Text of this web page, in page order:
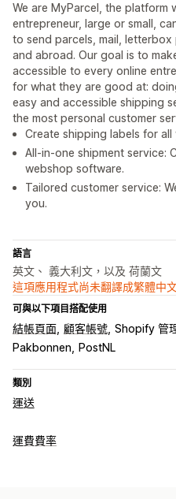
We are MyParcel, the platform
entrepreneur, large or small,
to send parcels, mail,
and abroad. Our goal is to
accessible to every online
for what they are good at:
easy and accessible shipping
the most personal customer
Create shipping labels for
All-in-one shipment service:
webshop software.
Tailored customer service:
you.
語言
英文、 義大利文，以及 荷蘭文
這項應用程式尚未翻譯成繁體中
可與以下項目搭配使用
結帳頁面 顧客帳號 Shopify 管
Pakbonnen
PostNL
類別
運送
標籤和包材
運費費率